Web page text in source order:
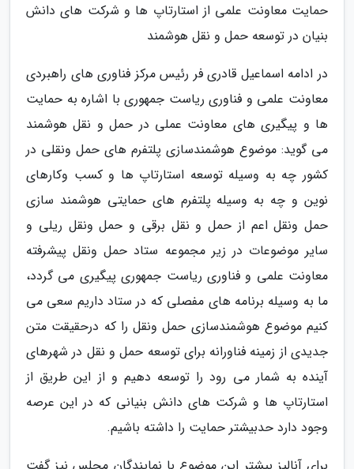
حمایت معاونت علمی از استارتاپ ها و شرکت های دانش
بنیان در توسعه حمل و نقل هوشمند
در ادامه اسماعیل قادری فر رئیس مرکز فناوری های راهبردی
معاونت علمی و فناوری ریاست جمهوری با اشاره به حمایت
ها و پیگیری های معاونت عملی در حمل و نقل هوشمند
می گوید: موضوع هوشمندسازی پلتفرم های حمل ونقلی در
کشور چه به وسیله توسعه استارتاپ ها و کسب وکارهای
نوین و چه به وسیله پلتفرم های حمایتی هوشمند سازی
حمل ونقل اعم از حمل و نقل برقی و حمل ونقل ریلی و
سایر موضوعات در زیر مجموعه ستاد حمل ونقل پیشرفته
معاونت علمی و فناوری ریاست جمهوری پیگیری می گردد،
ما به وسیله برنامه های مفصلی که در ستاد داریم سعی می
کنیم موضوع هوشمندسازی حمل ونقل را که درحقیقت متن
جدیدی از زمینه فناورانه برای توسعه حمل و نقل در شهرهای
آینده به شمار می رود را توسعه دهیم و از این طریق از
استارتاپ ها و شرکت های دانش بنیانی که در این عرصه
وجود دارد حدبیشتر حمایت را داشته باشیم.